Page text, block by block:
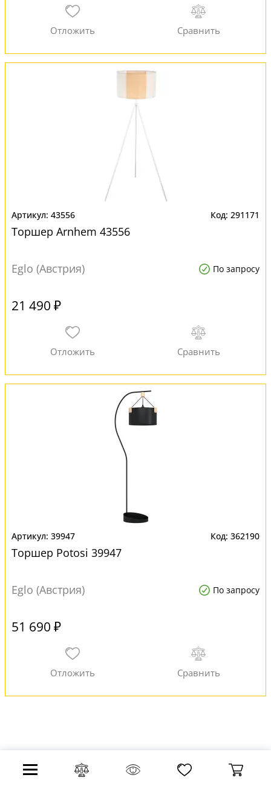
43556 291171
Торшер Arnhem 43556
Eglo (Австрия) По запросу
21 490 ₽
39947 362190
Торшер Potosi 39947
Eglo (Австрия) По запросу
51 690 ₽
О компании Cервис